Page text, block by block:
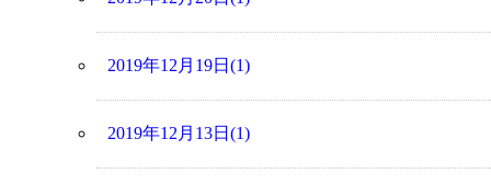
2019年12月19日(1)
2019年12月13日(1)